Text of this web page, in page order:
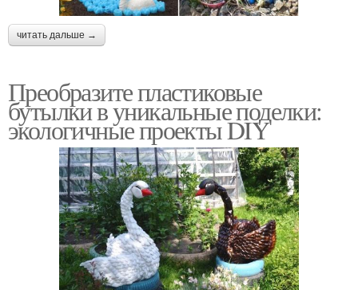
читать дальше →
Преобразите пластиковые
бутылки в уникальные поделки:
экологичные проекты DIY